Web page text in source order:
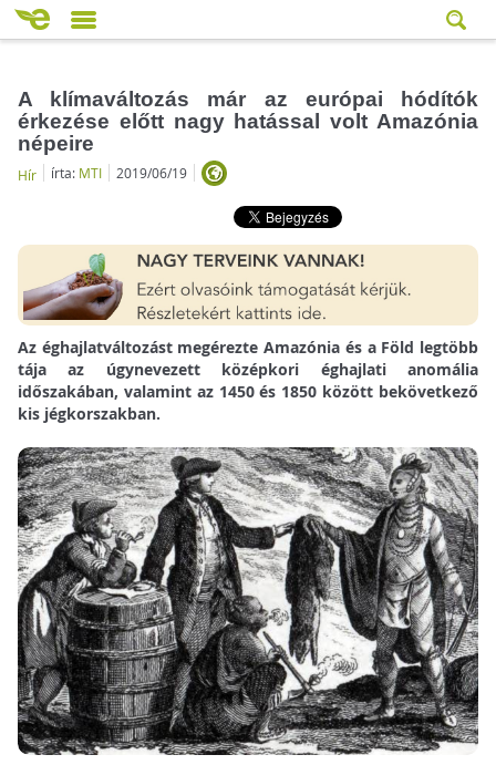
A klímaváltozás már az európai hódítók
érkezése előtt nagy hatással volt Amazónia
népeire
Hír írta: MTI 2019/06/19
Az éghajlatváltozást megérezte Amazónia és a Föld legtöbb
tája az úgynevezett középkori éghajlati anomália
időszakában, valamint az 1450 és 1850 között bekövetkező
kis jégkorszakban.